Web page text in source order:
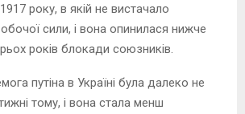
року, в якій не вистачало
сили, і вона опинилася нижче
років блокади союзників.
путіна в Україні була далеко не
тому, і вона стала менш